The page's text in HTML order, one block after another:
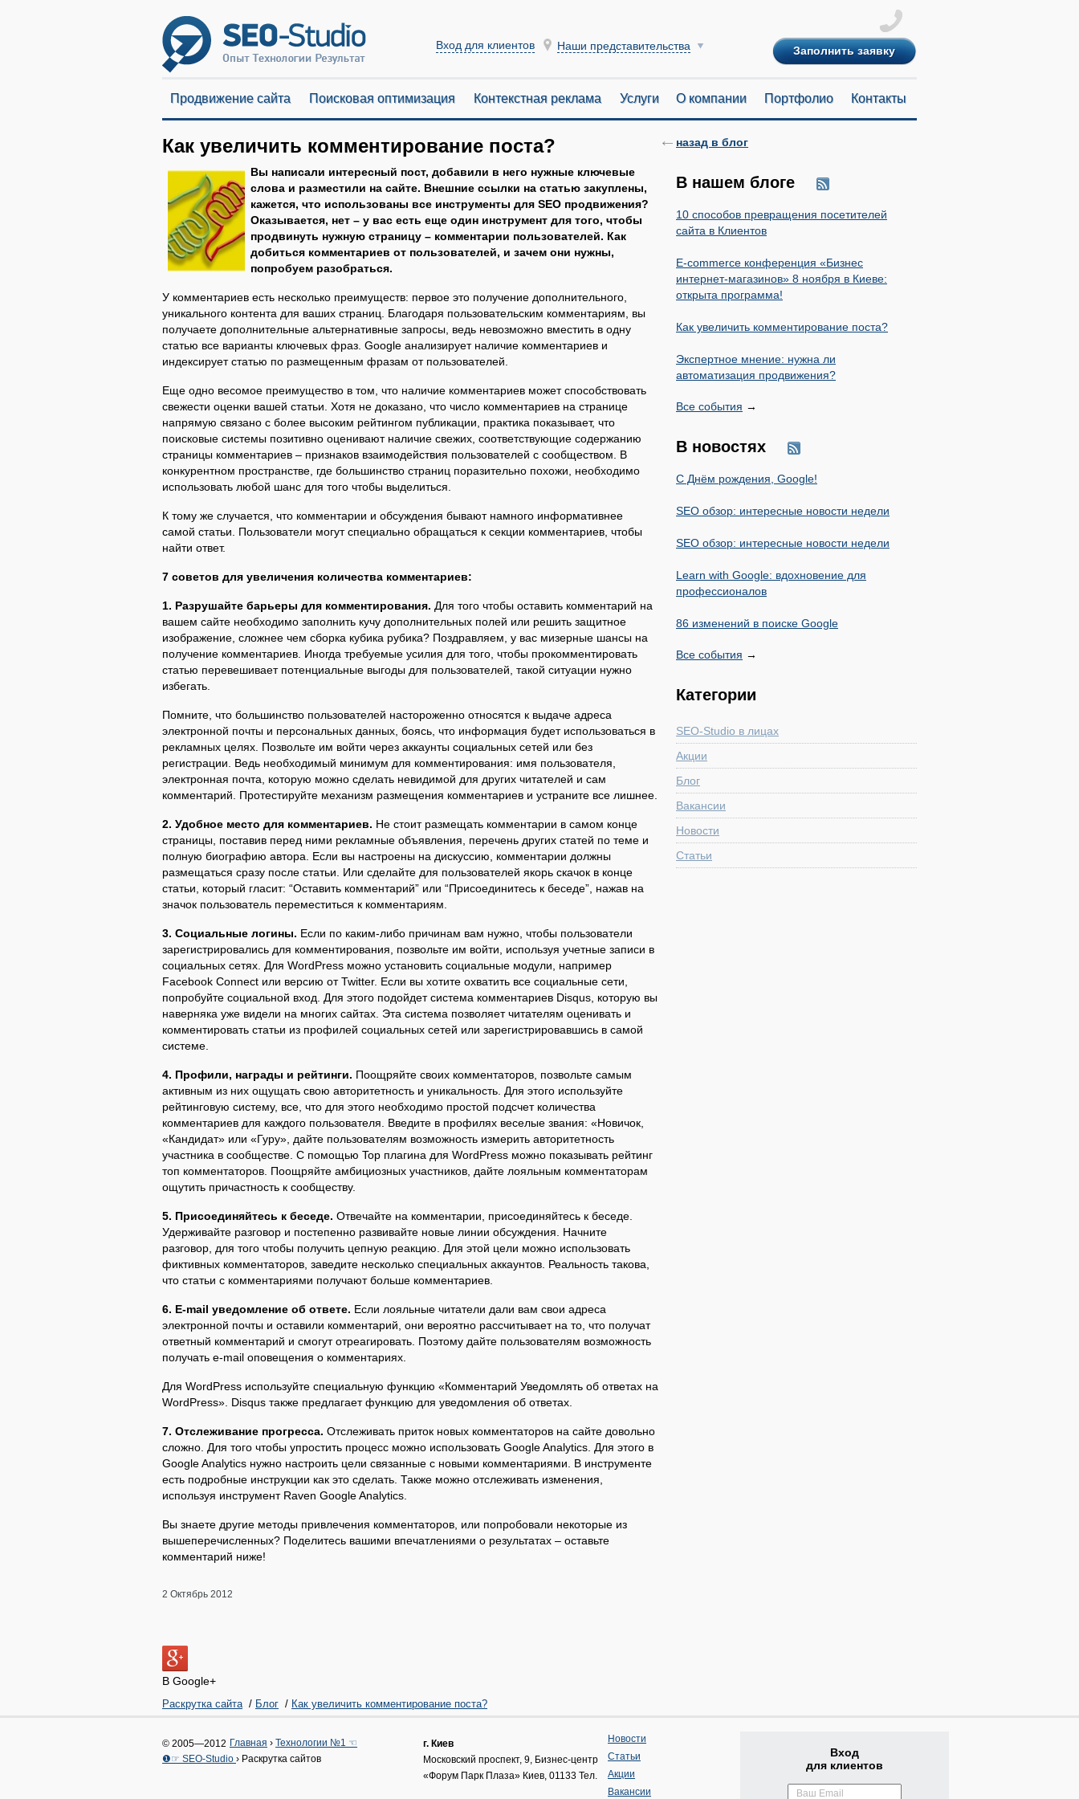
Вход для клиентов Наши представительства Заполнить заявку
Продвижение сайта Поисковая оптимизация Контекстная реклама Услуги О компании Портфолио Контакты
Как увеличить комментирование поста?
Вы написали интересный пост, добавили в него нужные ключевые
слова и разместили на сайте. Внешние ссылки на статью закуплены,
кажется, что использованы все инструменты для SEO продвижения?
Оказывается, нет – у вас есть еще один инструмент для того, чтобы
продвинуть нужную страницу – комментарии пользователей. Как
добиться комментариев от пользователей, и зачем они нужны,
попробуем разобраться.
У комментариев есть несколько преимуществ: первое это получение дополнительного,
уникального контента для ваших страниц. Благодаря пользовательским комментариям, вы
получаете дополнительные альтернативные запросы, ведь невозможно вместить в одну
статью все варианты ключевых фраз. Google анализирует наличие комментариев и
индексирует статью по размещенным фразам от пользователей.
Еще одно весомое преимущество в том, что наличие комментариев может способствовать
свежести оценки вашей статьи. Хотя не доказано, что число комментариев на странице
напрямую связано с более высоким рейтингом публикации, практика показывает, что
поисковые системы позитивно оценивают наличие свежих, соответствующие содержанию
страницы комментариев – признаков взаимодействия пользователей с сообществом. В
конкурентном пространстве, где большинство страниц поразительно похожи, необходимо
использовать любой шанс для того чтобы выделиться.
К тому же случается, что комментарии и обсуждения бывают намного информативнее
самой статьи. Пользователи могут специально обращаться к секции комментариев, чтобы
найти ответ.
7 советов для увеличения количества комментариев:
1. Разрушайте барьеры для комментирования. Для того чтобы оставить комментарий на
вашем сайте необходимо заполнить кучу дополнительных полей или решить защитное
изображение, сложнее чем сборка кубика рубика? Поздравляем, у вас мизерные шансы на
получение комментариев. Иногда требуемые усилия для того, чтобы прокомментировать
статью перевешивает потенциальные выгоды для пользователей, такой ситуации нужно
избегать.
Помните, что большинство пользователей настороженно относятся к выдаче адреса
электронной почты и персональных данных, боясь, что информация будет использоваться в
рекламных целях. Позвольте им войти через аккаунты социальных сетей или без
регистрации. Ведь необходимый минимум для комментирования: имя пользователя,
электронная почта, которую можно сделать невидимой для других читателей и сам
комментарий. Протестируйте механизм размещения комментариев и устраните все лишнее.
2. Удобное место для комментариев. Не стоит размещать комментарии в самом конце
страницы, поставив перед ними рекламные объявления, перечень других статей по теме и
полную биографию автора. Если вы настроены на дискуссию, комментарии должны
размещаться сразу после статьи. Или сделайте для пользователей якорь скачок в конце
статьи, который гласит: “Оставить комментарий” или “Присоединитесь к беседе”, нажав на
значок пользователь переместиться к комментариям.
3. Социальные логины. Если по каким-либо причинам вам нужно, чтобы пользователи
зарегистрировались для комментирования, позвольте им войти, используя учетные записи в
социальных сетях. Для WordPress можно установить социальные модули, например
Facebook Connect или версию от Twitter. Если вы хотите охватить все социальные сети,
попробуйте социальной вход. Для этого подойдет система комментариев Disqus, которую вы
наверняка уже видели на многих сайтах. Эта система позволяет читателям оценивать и
комментировать статьи из профилей социальных сетей или зарегистрировавшись в самой
системе.
4. Профили, награды и рейтинги. Поощряйте своих комментаторов, позвольте самым
активным из них ощущать свою авторитетность и уникальность. Для этого используйте
рейтинговую систему, все, что для этого необходимо простой подсчет количества
комментариев для каждого пользователя. Введите в профилях веселые звания: «Новичок,
«Кандидат» или «Гуру», дайте пользователям возможность измерить авторитетность
участника в сообществе. С помощью Top плагина для WordPress можно показывать рейтинг
топ комментаторов. Поощряйте амбициозных участников, дайте лояльным комментаторам
ощутить причастность к сообществу.
5. Присоединяйтесь к беседе. Отвечайте на комментарии, присоединяйтесь к беседе.
Удерживайте разговор и постепенно развивайте новые линии обсуждения. Начните
разговор, для того чтобы получить цепную реакцию. Для этой цели можно использовать
фиктивных комментаторов, заведите несколько специальных аккаунтов. Реальность такова,
что статьи с комментариями получают больше комментариев.
6. E-mail уведомление об ответе. Если лояльные читатели дали вам свои адреса
электронной почты и оставили комментарий, они вероятно рассчитывает на то, что получат
ответный комментарий и смогут отреагировать. Поэтому дайте пользователям возможность
получать e-mail оповещения о комментариях.
Для WordPress используйте специальную функцию «Комментарий Уведомлять об ответах на
WordPress». Disqus также предлагает функцию для уведомления об ответах.
7. Отслеживание прогресса. Отслеживать приток новых комментаторов на сайте довольно
сложно. Для того чтобы упростить процесс можно использовать Google Analytics. Для этого в
Google Analytics нужно настроить цели связанные с новыми комментариями. В инструменте
есть подробные инструкции как это сделать. Также можно отслеживать изменения,
используя инструмент Raven Google Analytics.
Вы знаете другие методы привлечения комментаторов, или попробовали некоторые из
вышеперечисленных? Поделитесь вашими впечатлениями о результатах – оставьте
комментарий ниже!
2 Октябрь 2012
назад в блог
В нашем блоге
10 способов превращения посетителей
сайта в Клиентов
E-commerce конференция «Бизнес
интернет-магазинов» 8 ноября в Киеве:
открыта программа!
Как увеличить комментирование поста?
Экспертное мнение: нужна ли
автоматизация продвижения?
Все события →
В новостях
С Днём рождения, Google!
SEO обзор: интересные новости недели
SEO обзор: интересные новости недели
Learn with Google: вдохновение для
профессионалов
86 изменений в поиске Google
Все события →
Категории
SEO-Studio в лицах
Акции
Блог
Вакансии
Новости
Статьи
В Google+
Раскрутка сайта/ Блог / Как увеличить комментирование поста?
© 2005—2012 Главная › Технологии №1 ☜
❶☞ SEO-Studio › Раскрутка сайтов
г. Киев
Московский проспект, 9, Бизнес-центр
«Форум Парк Плаза» Киев, 01133 Тел.
Новости
Статьи
Акции
Вакансии
Вход
для клиентов